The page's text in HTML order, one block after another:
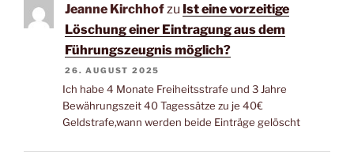
Jeanne Kirchhofzu Ist eine vorzeitige
Löschung einer Eintragung aus dem
Führungszeugnis möglich?
26. AUGUST 2025
Ich habe 4 Monate Freiheitsstrafe und 3 Jahre
Bewährungszeit 40 Tagessätze zu je 40€
Geldstrafe,wann werden beide Einträge gelöscht